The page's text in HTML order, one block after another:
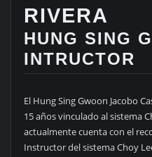
RIVERA
HUNG SING
INTRUCTOR
El Hung Sing Gwoon Jacobo
15 años vinculado al sistema
actualmente cuenta con el
Instructor del sistema Choy